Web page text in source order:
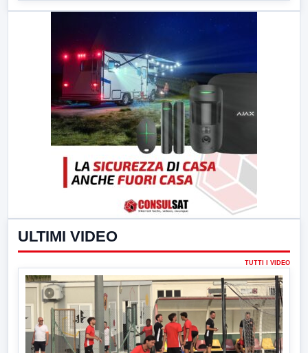
ULTIMI VIDEO
TUTTI I VIDEO